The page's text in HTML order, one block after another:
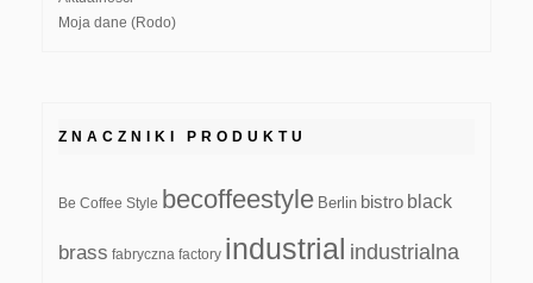
Moja dane (Rodo)
ZNACZNIKI PRODUKTU
Be Coffee Style becoffeestyle Berlin bistro black
brass fabryczna factory industrial industrialna